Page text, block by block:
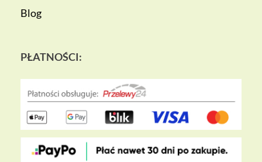
Blog
PŁATNOŚCI: